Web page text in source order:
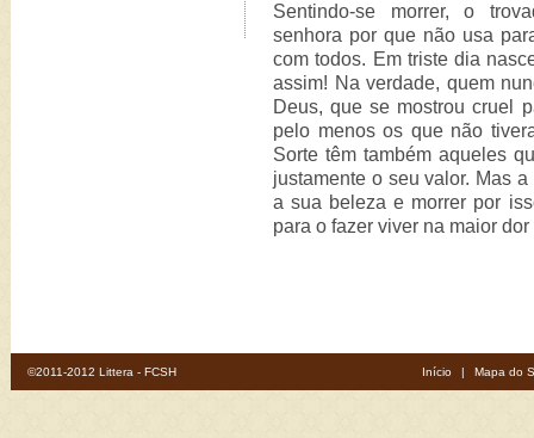
Sentindo-se morrer, o
senhora por que não usa
com todos. Em triste dia
assim! Na verdade, quem
Deus, que se mostrou cruel
pelo menos os que não
Sorte têm também aqueles
justamente o seu valor. Mas
a sua beleza e morrer por
para o fazer viver na maior
©2011-2012 Littera - FCSH Início | Mapa do